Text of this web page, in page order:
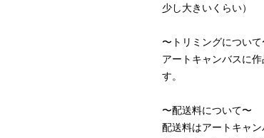
少し大きいくらい）
〜トリミングについて
アートキャンバスに
す。
〜配送料について〜
配送料はアートキャン